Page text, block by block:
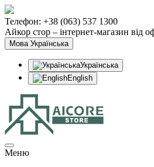
Телефон: +38 (063) 537 1300
Айкор стор – інтернет-магазин від
Мова Українська
Українська
English
Меню